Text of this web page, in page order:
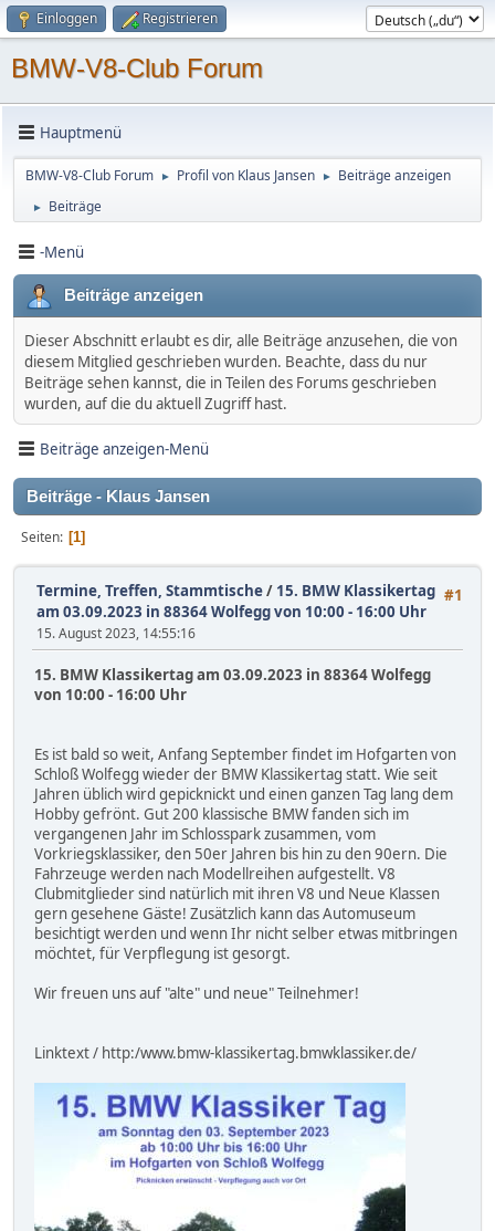
Einloggen Registrieren
BMW-V8-Club Forum
Hauptmenü
BMW-V8-Club Forum ► Profil von Klaus Jansen ► Beiträge anzeigen
► Beiträge
-Menü
Beiträge anzeigen
Dieser Abschnitt erlaubt es dir, alle Beiträge anzusehen, die von
diesem Mitglied geschrieben wurden. Beachte, dass du nur
Beiträge sehen kannst, die in Teilen des Forums geschrieben
wurden, auf die du aktuell Zugriff hast.
Beiträge anzeigen-Menü
Beiträge - Klaus Jansen
Seiten 1
#1
Termine, Treffen, Stammtische/ 15. BMW Klassikertag
am 03.09.2023 in 88364 Wolfegg von 10:00 - 16:00 Uhr
15. August 2023, 14:55:16
15. BMW Klassikertag am 03.09.2023 in 88364 Wolfegg
von 10:00 - 16:00 Uhr
Es ist bald so weit, Anfang September findet im Hofgarten von
Schloß Wolfegg wieder der BMW Klassikertag statt. Wie seit
Jahren üblich wird gepicknickt und einen ganzen Tag lang dem
Hobby gefrönt. Gut 200 klassische BMW fanden sich im
vergangenen Jahr im Schlosspark zusammen, vom
Vorkriegsklassiker, den 50er Jahren bis hin zu den 90ern. Die
Fahrzeuge werden nach Modellreihen aufgestellt. V8
Clubmitglieder sind natürlich mit ihren V8 und Neue Klassen
gern gesehene Gäste! Zusätzlich kann das Automuseum
besichtigt werden und wenn Ihr nicht selber etwas mitbringen
möchtet, für Verpflegung ist gesorgt.
Wir freuen uns auf "alte" und neue" Teilnehmer!
Linktext / http:/www.bmw-klassikertag.bmwklassiker.de/